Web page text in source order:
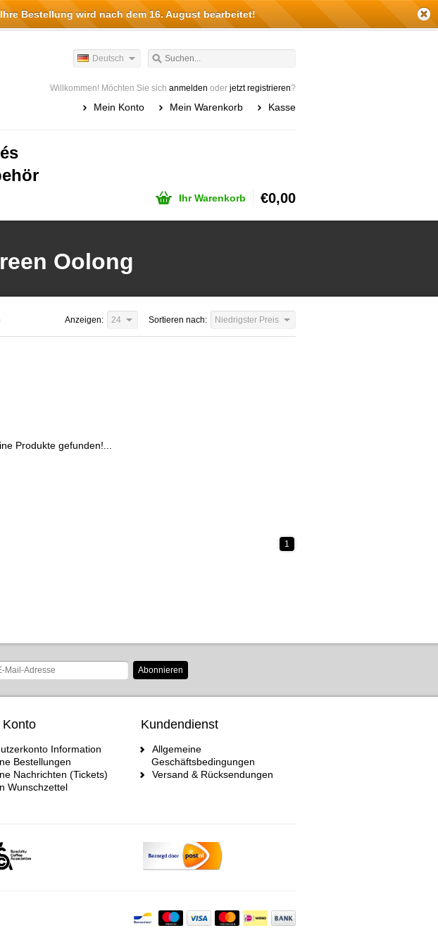
Deutsch
Willkommen! Möchten Sie sich anmelden oder jetzt registrieren?
Mein Konto Mein Warenkorb Kasse
Ihr Warenkorb €0,00
Oolong
Sortieren nach: Niedrigster Preis
Anzeigen: 24
Produkte gefunden!...
1
Abonnieren
Konto
Information
Bestellungen
Nachrichten (Tickets)
Wunschzettel
Kundendienst
Allgemeine
Geschäftsbedingungen
Versand & Rücksendungen
Bestellung wird nach dem 16. August bearbeitet!